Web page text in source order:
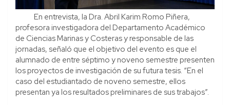
En entrevista, la Dra. Abril Karim Romo Piñera,
profesora investigadora del Departamento Académico
de Ciencias Marinas y Costeras y responsable de las
jornadas, señaló que el objetivo del evento es que el
alumnado de entre séptimo y noveno semestre presenten
los proyectos de investigación de su futura tesis. “En el
caso del estudiantado de noveno semestre, ellos
presentan ya los resultados preliminares de sus trabajos”.